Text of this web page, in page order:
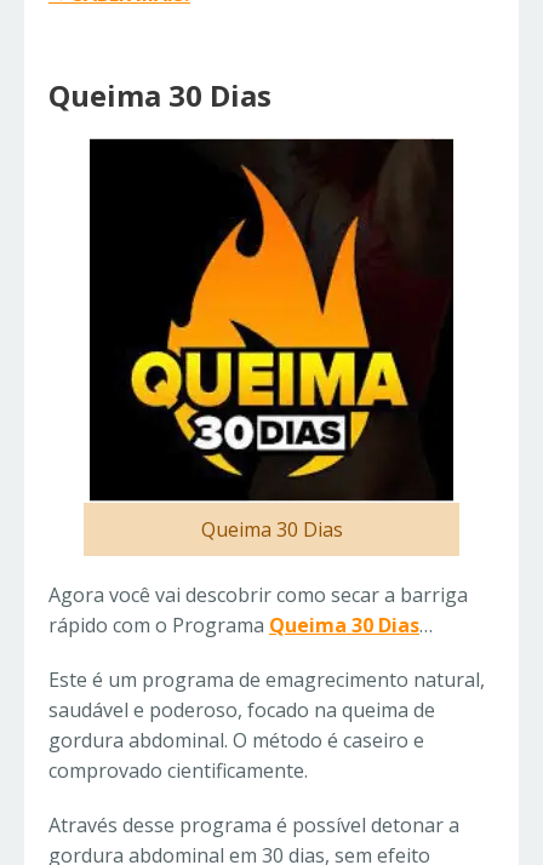
Queima 30 Dias
Queima 30 Dias
Agora você vai descobrir como secar a barriga
rápido com o Programa Queima 30 Dias…
Este é um programa de emagrecimento natural,
saudável e poderoso, focado na queima de
gordura abdominal. O método é caseiro e
comprovado cientificamente.
Através desse programa é possível detonar a
gordura abdominal em 30 dias, sem efeito